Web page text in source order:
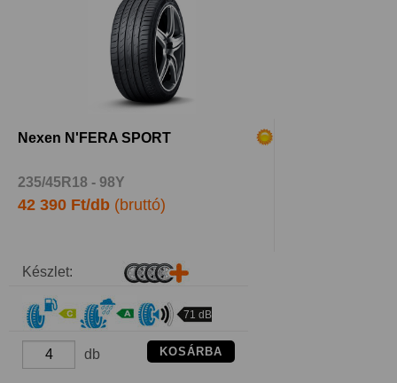
Nexen N'FERA SPORT
235/45R18 - 98Y
42 390 Ft/db (bruttó)
Készlet:
71 dB
db KOSÁRBA